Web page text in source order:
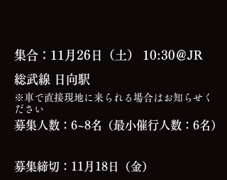
集合： 11月26日（土） 10:30＠JR
総武線 日向駅
※車で直接現地に来られる場合はお知らせく
ださい
募集人数：6~8名（最小催行人数：6名）
募集締切：11月18日（金）